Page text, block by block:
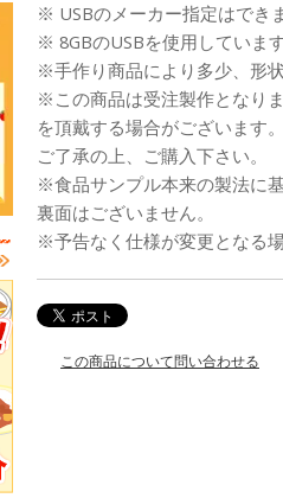
※ USBのメーカー指定はでき
※ 8GBのUSBを使用していま
※手作り商品により多少、形
※この商品は受注製作となり
を頂戴する場合がございます
ご了承の上、ご購入下さい。
※食品サンプル本来の製法に
裏面はございません。
※予告なく仕様が変更となる
この商品について問い合わせる